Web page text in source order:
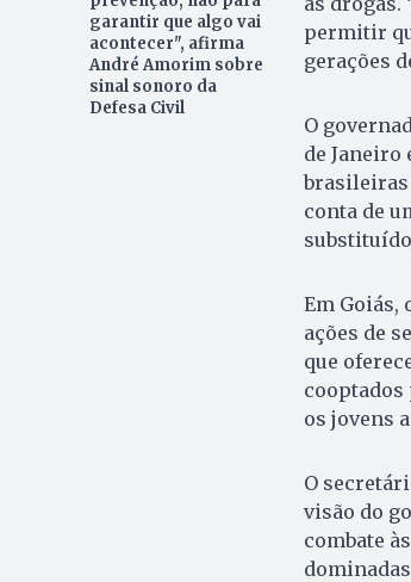
garantir que algo vai
acontecer", afirma
André Amorim sobre
sinal sonoro da
Defesa Civil
permitir
gerações
O
de Janeiro
brasileiras
conta de
Em Goiás,
ações de
que
cooptados
os jovens
O
visão do
combate